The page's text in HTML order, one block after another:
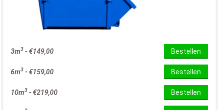
3m3 -€149,00 Bestellen
6m3 -€159,00 Bestellen
10m3 -€219,00 Bestellen